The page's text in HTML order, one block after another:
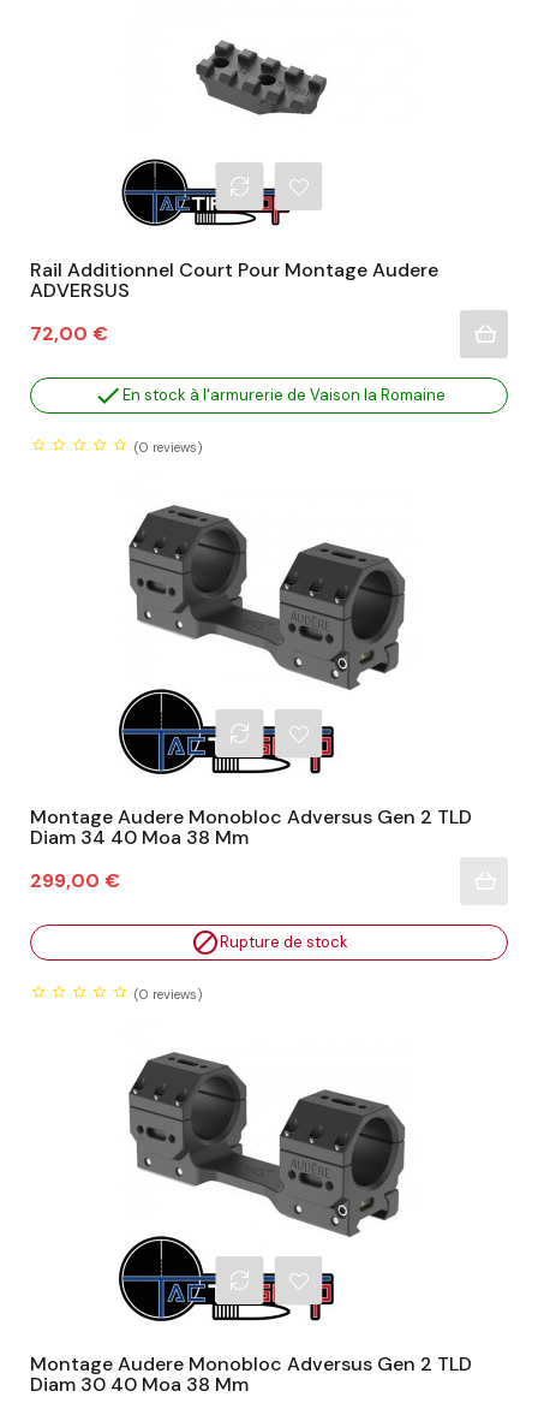
Rail Additionnel Court Pour Montage Audere
ADVERSUS
Prix
72,00 €
En stock à l'armurerie de Vaison la Romaine
(0 reviews)
Montage Audere Monobloc Adversus Gen 2 TLD
Diam 34 40 Moa 38 Mm
Prix
299,00 €
Rupture de stock
(0 reviews)
Montage Audere Monobloc Adversus Gen 2 TLD
Diam 30 40 Moa 38 Mm